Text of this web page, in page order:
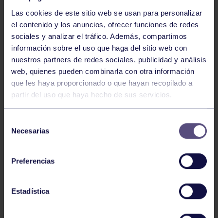
Las cookies de este sitio web se usan para personalizar
el contenido y los anuncios, ofrecer funciones de redes
sociales y analizar el tráfico. Además, compartimos
información sobre el uso que haga del sitio web con
nuestros partners de redes sociales, publicidad y análisis
web, quienes pueden combinarla con otra información
que les haya proporcionado o que hayan recopilado a
partir del uso que haya hecho de sus servicios.
Necesarias
Preferencias
Estadística
Baloncesto
ÚLTIMOS RESULTADOS DE LA SECCIÓN
Baloncesto